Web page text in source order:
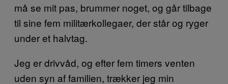
må se mit pas, brummer noget, og går tilbage
til sine fem militærkollegaer, der står og ryger
under et halvtag.
Jeg er drivvåd, og efter fem timers venten
uden syn af familien, trækker jeg min